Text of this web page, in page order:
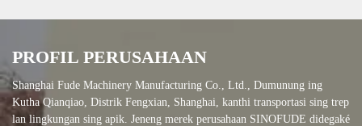
PROFIL PERUSAHAAN
Shanghai Fude Machinery Manufacturing Co., Ltd., Dumunung ing
Kutha Qianqiao, Distrik Fengxian, Shanghai, kanthi transportasi sing trep
lan lingkungan sing apik. Jeneng merek perusahaan SINOFUDE didegaké